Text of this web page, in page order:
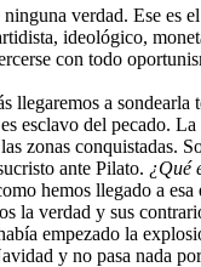
verdad. Ese es
ideológico,
con todo
llegaremos a
esclavo del pecado.
zonas conquistadas.
ante Pilato. ¿Qué
hemos llegado a
la verdad y sus
empezado la
y no pasa nada